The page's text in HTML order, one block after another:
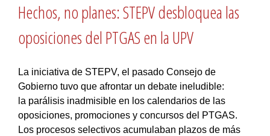
Hechos, no planes: STEPV desbloquea las
oposiciones del PTGAS en la UPV
La iniciativa de STEPV, el pasado Consejo de
Gobierno tuvo que afrontar un debate ineludible:
la parálisis inadmisible en los calendarios de las
oposiciones, promociones y concursos del PTGAS.
Los procesos selectivos acumulaban plazos de más